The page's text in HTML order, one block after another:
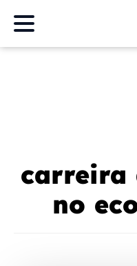
carreira
no